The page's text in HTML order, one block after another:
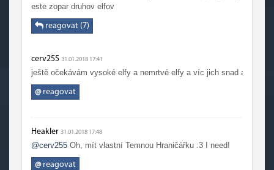
este zopar druhov elfov
reagovat (7)
cerv255 31.01.2018 17:41
ještě očekávám vysoké elfy a nemrtvé elfy a víc jich snad ani není
@reagovat
Heakler 31.01.2018 17:48
@cerv255 Oh, mít vlastní Temnou Hraničářku :3 I need!
@reagovat